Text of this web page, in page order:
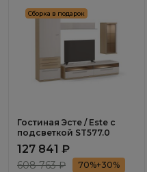
Сборка в подарок
Гостиная Эсте / Este с
подсветкой ST577.0
127 841 ₽
608 763 ₽
70%+30%